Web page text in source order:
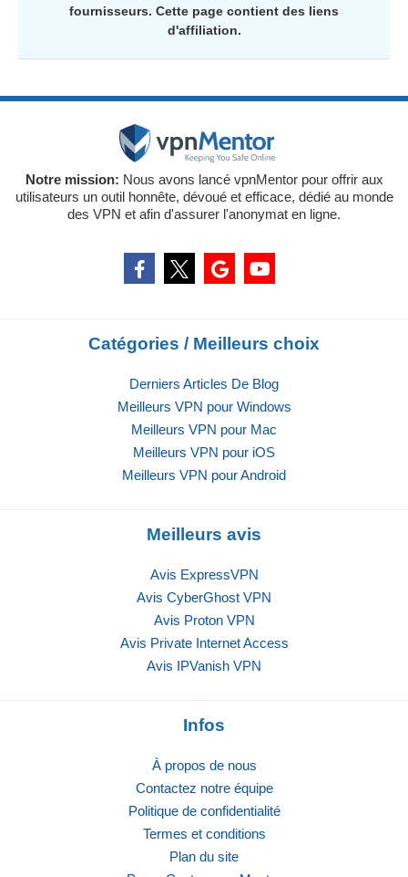
fournisseurs. Cette page contient des liens
d'affiliation.
Notre mission: Nous avons lancé vpnMentor pour offrir aux
utilisateurs un outil honnête, dévoué et efficace, dédié au monde
des VPN et afin d'assurer l'anonymat en ligne.
Catégories / Meilleurs choix
Derniers Articles De Blog
Meilleurs VPN pour Windows
Meilleurs VPN pour Mac
Meilleurs VPN pour iOS
Meilleurs VPN pour Android
Meilleurs avis
Avis ExpressVPN
Avis CyberGhost VPN
Avis Proton VPN
Avis Private Internet Access
Avis IPVanish VPN
Infos
À propos de nous
Contactez notre équipe
Politique de confidentialité
Termes et conditions
Plan du site